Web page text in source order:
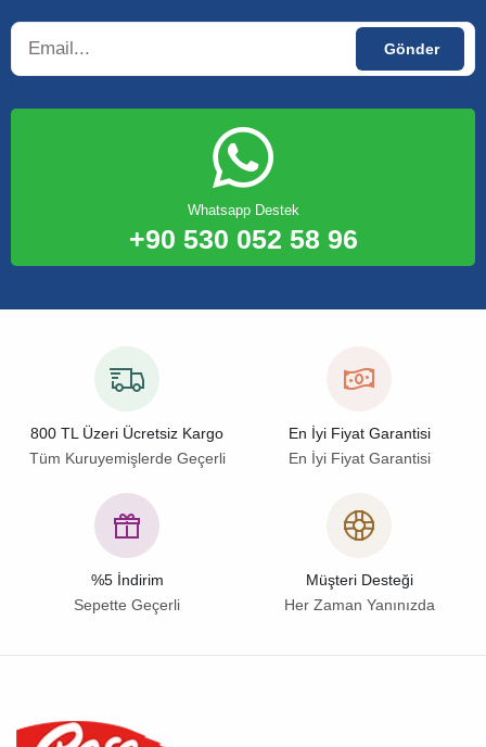
Whatsapp Destek
+90 530 052 58 96
800 TL Üzeri Ücretsiz Kargo
Tüm Kuruyemişlerde Geçerli
En İyi Fiyat Garantisi
En İyi Fiyat Garantisi
%5 İndirim
Sepette Geçerli
Müşteri Desteği
Her Zaman Yanınızda